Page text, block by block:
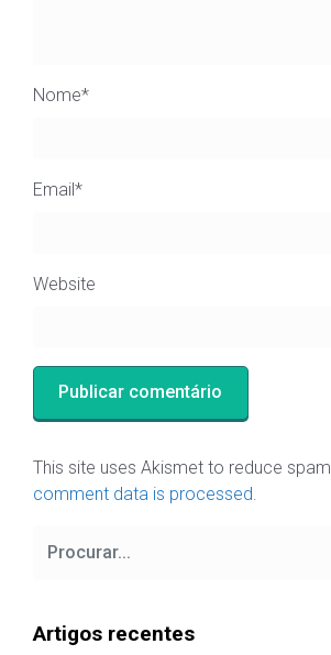
Nome*
Email*
Website
This site uses Akismet to reduce spam.
comment data is processed.
Artigos recentes